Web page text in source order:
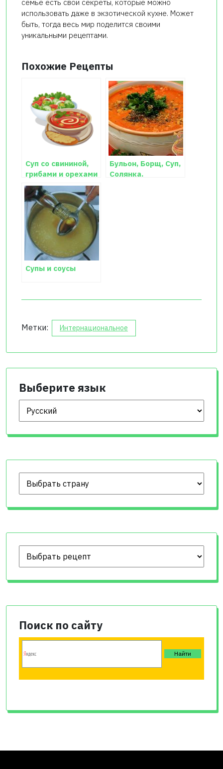
семье есть свои секреты, которые можно
использовать даже в экзотической кухне. Может
быть, тогда весь мир поделится своими
уникальными рецептами.
Похожие Рецепты
Суп со свининой,
грибами и орехами
Бульон, Борщ, Суп,
Солянка.
Супы и соусы
Метки: Интернациональное
Выберите язык
Выберите язык
Поиск по сайту